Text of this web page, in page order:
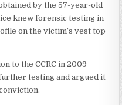
by the 57-year-old
knew forensic testing in
on the victim’s vest top
to the CCRC in 2009
testing and argued it